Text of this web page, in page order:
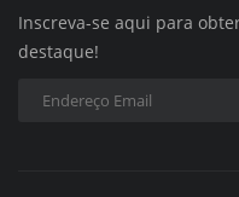
Inscreva-se aqui para
destaque!